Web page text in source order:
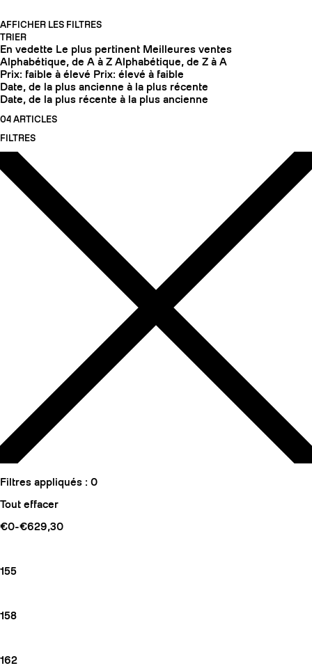
COUTEAUX
AFFICHER LES FILTRES
TRIER
En vedette Le plus pertinent Meilleures ventes
Alphabétique, de A à Z Alphabétique, de Z à A
Prix: faible à élevé Prix: élevé à faible
Date, de la plus ancienne à la plus récente
Date, de la plus récente à la plus ancienne
04 ARTICLES
FILTRES
Filtres appliqués : 0
Tout effacer
€0-€629,30
155
158
162